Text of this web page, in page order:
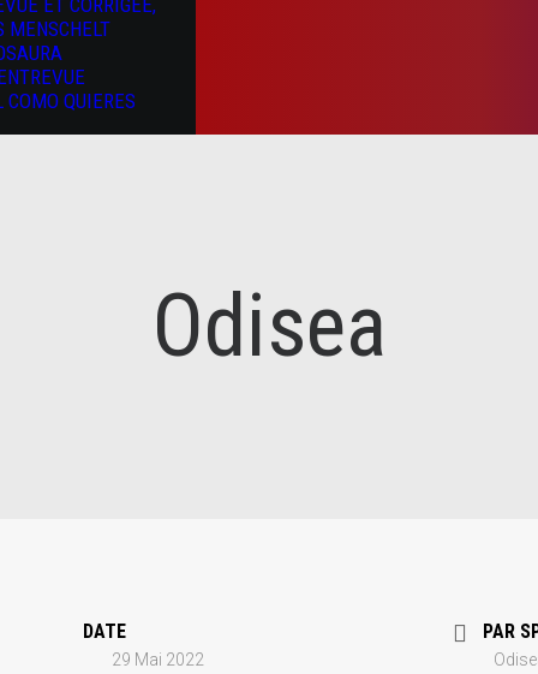
ET CORRIGÉE,
MENSCHELT
COMO QUIERES
Odisea
DATE
29 Mai 2022
PAR